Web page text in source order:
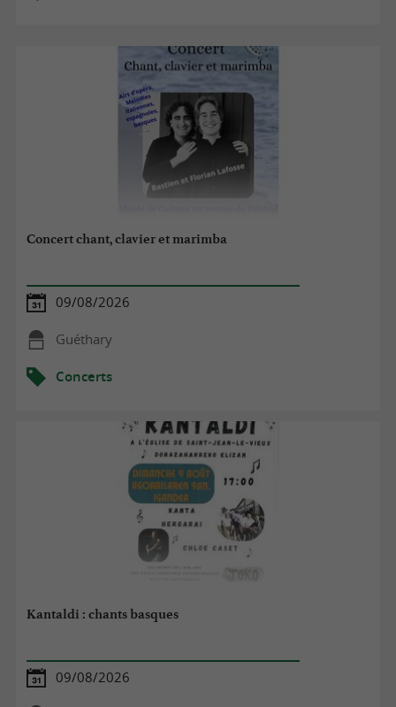
Concert chant, clavier et marimba
09/08/2026
Guéthary
Concerts
Kantaldi : chants basques
09/08/2026